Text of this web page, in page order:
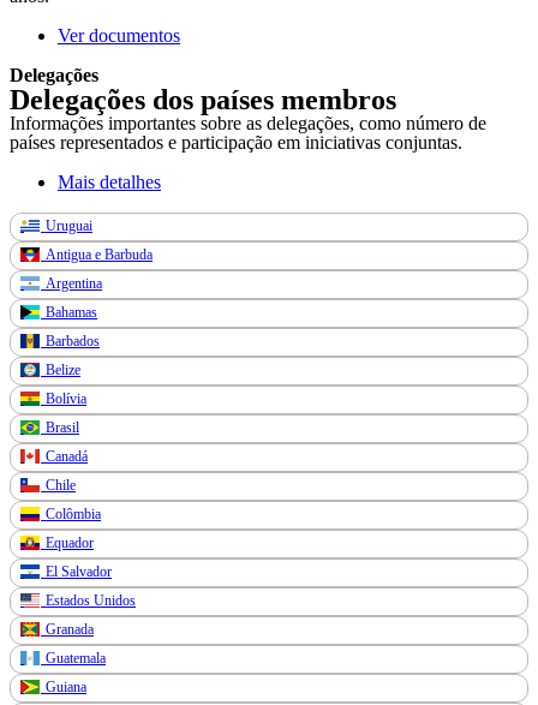
Ver documentos
Delegações
Delegações dos países membros
Informações importantes sobre as delegações, como número de
países representados e participação em iniciativas conjuntas.
Mais detalhes
Uruguai
Antigua e Barbuda
Argentina
Bahamas
Barbados
Belize
Bolívia
Brasil
Canadá
Chile
Colômbia
Equador
El Salvador
Estados Unidos
Granada
Guatemala
Guiana